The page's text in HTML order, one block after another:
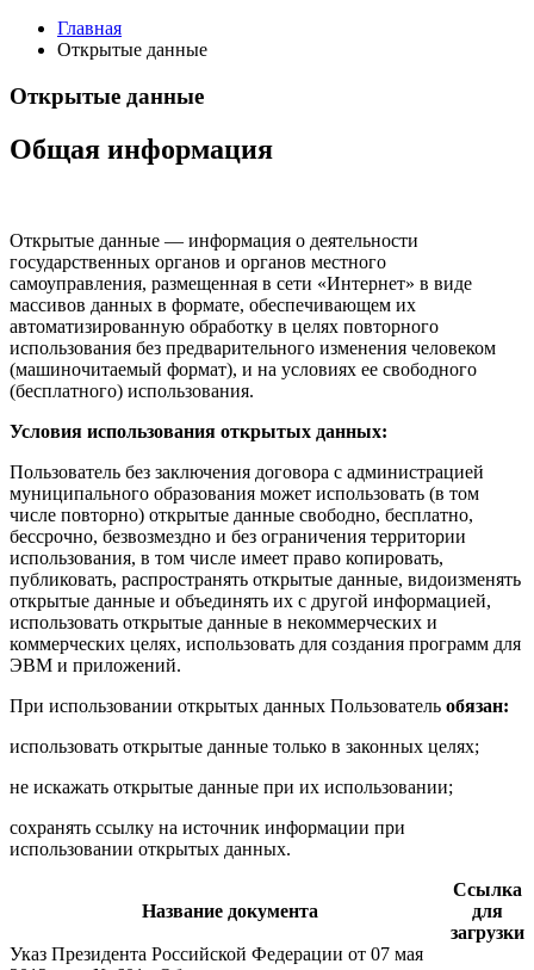
Главная
Открытые данные
Открытые данные
Общая информация
Открытые данные — информация о деятельности
государственных органов и органов местного
самоуправления, размещенная в сети «Интернет» в виде
массивов данных в формате, обеспечивающем их
автоматизированную обработку в целях повторного
использования без предварительного изменения человеком
(машиночитаемый формат), и на условиях ее свободного
(бесплатного) использования.
Условия использования открытых данных:
Пользователь без заключения договора с администрацией
муниципального образования может использовать (в том
числе повторно) открытые данные свободно, бесплатно,
бессрочно, безвозмездно и без ограничения территории
использования, в том числе имеет право копировать,
публиковать, распространять открытые данные, видоизменять
открытые данные и объединять их с другой информацией,
использовать открытые данные в некоммерческих и
коммерческих целях, использовать для создания программ для
ЭВМ и приложений.
При использовании открытых данных Пользователь обязан:
использовать открытые данные только в законных целях;
не искажать открытые данные при их использовании;
сохранять ссылку на источник информации при
использовании открытых данных.
Название документа
Ссылка
для
загрузки
Указ Президента Российской Федерации от 07 мая